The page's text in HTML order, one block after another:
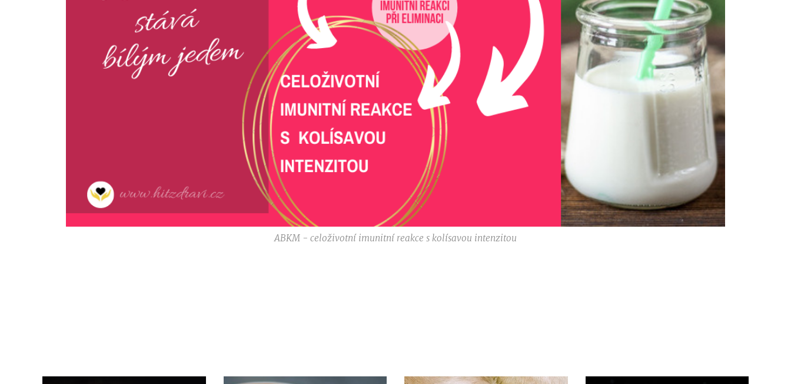
ABKM - celoživotní imunitní reakce s kolísavou intenzitou